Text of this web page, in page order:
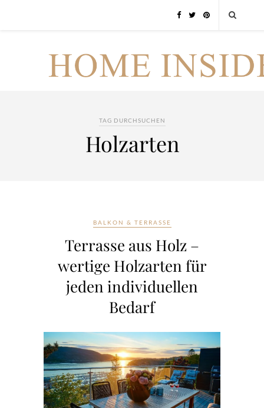
TAG DURCHSUCHEN
Holzarten
BALKON & TERRASSE
Terrasse aus Holz –
wertige Holzarten für
jeden individuellen
Bedarf